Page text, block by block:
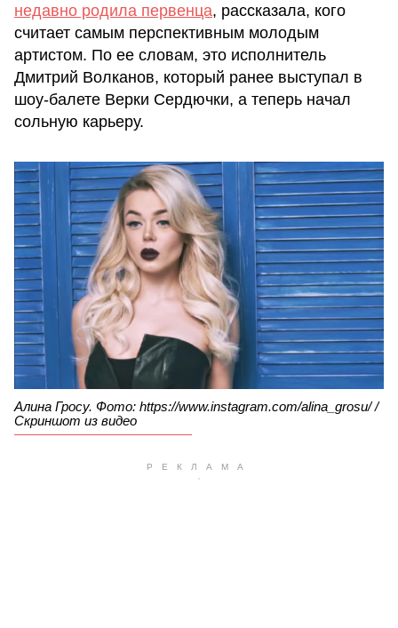
недавно родила первенца, рассказала, кого
считает самым перспективным молодым
артистом. По ее словам, это исполнитель
Дмитрий Волканов, который ранее выступал в
шоу-балете Верки Сердючки, а теперь начал
сольную карьеру.
Алина Гросу. Фото: https://www.instagram.com/alina_grosu/ /
Скриншот из видео